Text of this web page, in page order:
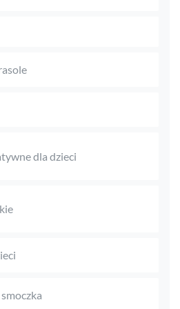
dla dzieci